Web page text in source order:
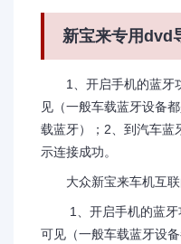
新宝来专用dvd
1、开启手机的蓝牙
见（一般车载蓝牙设备
载蓝牙）；2、到汽车蓝
示连接成功。
大众新宝来车机互联
1、开启手机的蓝牙
可见（一般车载蓝牙设